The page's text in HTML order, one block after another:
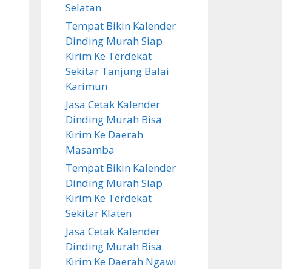
Selatan
Tempat Bikin Kalender
Dinding Murah Siap
Kirim Ke Terdekat
Sekitar Tanjung Balai
Karimun
Jasa Cetak Kalender
Dinding Murah Bisa
Kirim Ke Daerah
Masamba
Tempat Bikin Kalender
Dinding Murah Siap
Kirim Ke Terdekat
Sekitar Klaten
Jasa Cetak Kalender
Dinding Murah Bisa
Kirim Ke Daerah Ngawi